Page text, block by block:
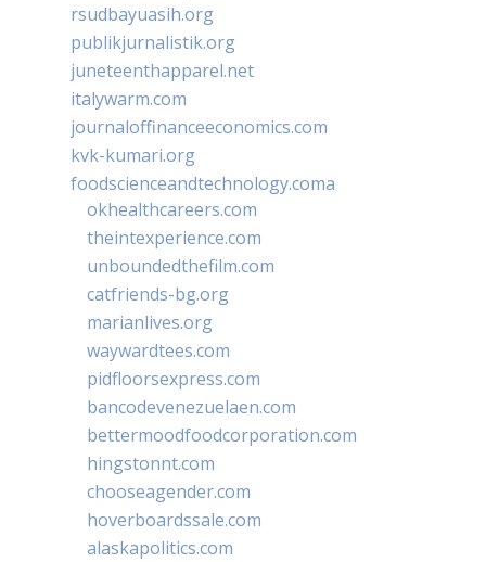
rsudbayuasih.org
publikjurnalistik.org
juneteenthapparel.net
italywarm.com
journaloffinanceeconomics.com
kvk-kumari.org
foodscienceandtechnology.coma
okhealthcareers.com
theintexperience.com
unboundedthefilm.com
catfriends-bg.org
marianlives.org
waywardtees.com
pidfloorsexpress.com
bancodevenezuelaen.com
bettermoodfoodcorporation.com
hingstonnt.com
chooseagender.com
hoverboardssale.com
alaskapolitics.com